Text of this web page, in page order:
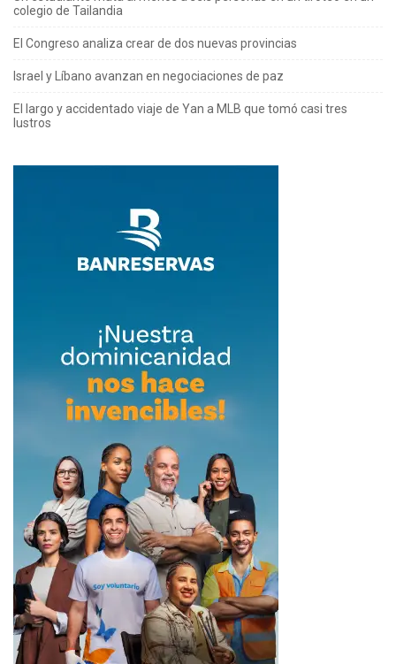
colegio de Tailandia
El Congreso analiza crear de dos nuevas provincias
Israel y Líbano avanzan en negociaciones de paz
El largo y accidentado viaje de Yan a MLB que tomó casi tres
lustros